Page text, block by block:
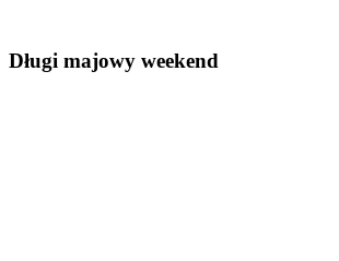
Długi majowy weekend